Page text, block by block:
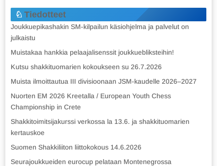
Tiedotteet
Joukkuepikashakin SM-kilpailun käsiohjelma ja palvelut on
julkaistu
Muistakaa hankkia pelaajalisenssit joukkuebliksteihin!
Kutsu shakkituomarien kokoukseen su 26.7.2026
Muista ilmoittautua III divisioonaan JSM-kaudelle 2026–2027
Nuorten EM 2026 Kreetalla / European Youth Chess
Championship in Crete
Shakkitoimitsijakurssi verkossa la 13.6. ja shakkituomarien
kertauskoe
Suomen Shakkiliiton liittokokous 14.6.2026
Seurajoukkueiden eurocup pelataan Montenegrossa